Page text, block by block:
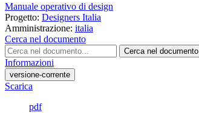
Manuale operativo di design
Progetto: Designers Italia
Amministrazione: italia
Cerca nel documento
Cerca nel documento
Informazioni
versione-corrente
Scarica
pdf